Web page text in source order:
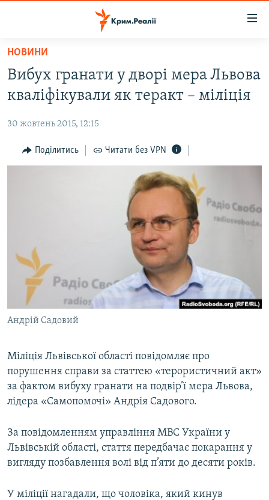
Перейти
основного
матеріалу
до
навігації
Перейти
НОВИНИ
ВОДА.КРИМ
ВІДЕО ТА ФОТО
ПОЛІТИКА
БЛОГИ
ДЕПОРТАЦІЯ
ВІДЕОУРОКИ «ELIFBE»
СВІДЧЕННЯ ОКУПАЦІЇ
УКРАЇНСЬКА ПРОБЛЕМА КРИМУ
ЯК ОБІЙТИ БЛОКУВАННЯ
Русский
Qırımtatar
Усі сайти RFE/RL
НОВИНИ
Вибух гранати у дворі мера Львова
кваліфікували як теракт – міліція
30 жовтень 2015, 12:15
Поділитись Читати без VPN
Андрій Садовий
Міліція Львівської області повідомляє про
порушення справи за статтею «терористичний акт»
за фактом вибуху гранати на подвір’ї мера Львова,
лідера «Самопомочі» Андрія Садового.
За повідомленням управління МВС України у
Львівській області, стаття передбачає покарання у
вигляду позбавлення волі від п’яти до десяти років.
У міліції нагадали, що чоловіка, який кинув